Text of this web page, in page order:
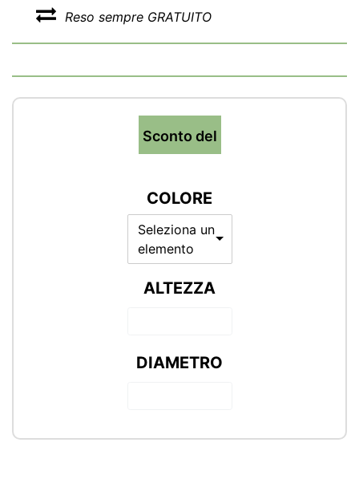
Reso sempre GRATUITO
Sconto del
COLORE
Seleziona un
elemento
ALTEZZA
DIAMETRO